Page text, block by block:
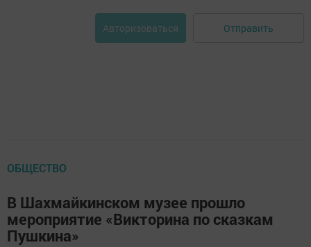
Авторизоваться Отправить
ОБЩЕСТВО
В Шахмайкинском музее прошло
мероприятие «Викторина по сказкам
Пушкина»